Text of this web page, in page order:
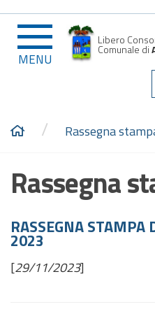
MENU
Libero
Comunale di
/ Rassegna
Rassegna
RASSEGNA STAMPA
2023
[29/11/2023]